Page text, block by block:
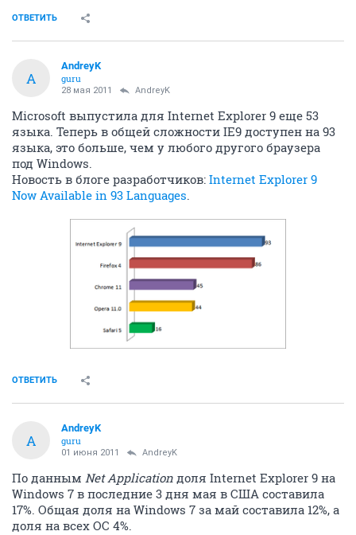
ОТВЕТИТЬ
A
AndreyK
guru
28 мая 2011 AndreyK
Microsoft выпустила для Internet Explorer 9 еще 53
языка. Теперь в общей сложности IE9 доступен на 93
языка, это больше, чем у любого другого браузера
под Windows.
Новость в блоге разработчиков: Internet Explorer 9
Now Available in 93 Languages.
ОТВЕТИТЬ
A
AndreyK
guru
01 июня 2011 AndreyK
По данным Net Application доля Internet Explorer 9 на
Windows 7 в последние 3 дня мая в США составила
17%. Общая доля на Windows 7 за май составила 12%, а
доля на всех ОС 4%.